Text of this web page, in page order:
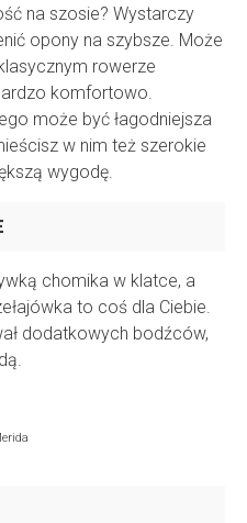
na szosie? Wystarczy
opony na szybsze. Może
rowerze
komfortowo.
może być łagodniejsza
w nim też szerokie
wygodę.
chomika w klatce, a
to coś dla Ciebie.
dodatkowych bodźców,